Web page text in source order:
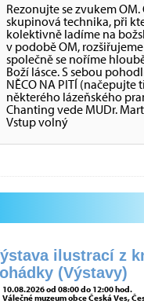
Rezonujte se zvukem
skupinová technika, při
kolektivně ladíme na
v podobě OM,
společně se noříme
Boží lásce. S sebou
NĚCO NA PITÍ (načepujte
některého lázeňského
Chanting vede MUDr.
Vstup volný
ilustrací z
(Výstavy)
10.08.2026 od 08:00 do 12:00 hod.
Válečné muzeum obce Česká Ves,